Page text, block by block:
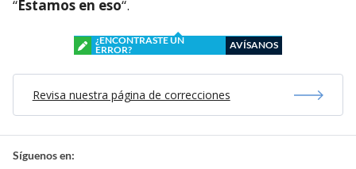
“Estamos en eso“.
¿ENCONTRASTE UN
ERROR?
AVÍSANOS
Revisa nuestra página de correcciones
Síguenos en: